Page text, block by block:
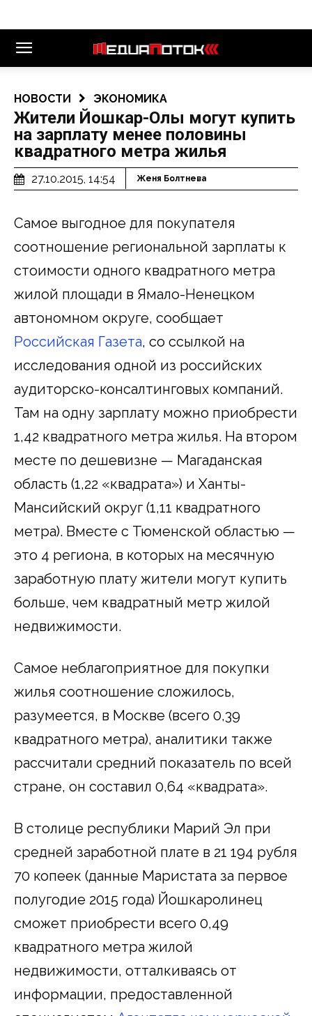
НОВОСТИ ЭКОНОМИКА
Жители Йошкар-Олы могут купить
на зарплату менее половины
квадратного метра жилья
27.10.2015, 14:54 Женя Болтнева
Самое выгодное для покупателя
соотношение региональной зарплаты к
стоимости одного квадратного метра
жилой площади в Ямало-Ненецком
автономном округе, сообщает
Российская Газета, со ссылкой на
исследования одной из российских
аудиторско-консалтинговых компаний.
Там на одну зарплату можно приобрести
1,42 квадратного метра жилья. На втором
месте по дешевизне — Магаданская
область (1,22 «квадрата») и Ханты-
Мансийский округ (1,11 квадратного
метра). Вместе с Тюменской областью —
это 4 региона, в которых на месячную
заработную плату жители могут купить
больше, чем квадратный метр жилой
недвижимости.
Самое неблагоприятное для покупки
жилья соотношение сложилось,
разумеется, в Москве (всего 0,39
квадратного метра), аналитики также
рассчитали средний показатель по всей
стране, он составил 0,64 «квадрата».
В столице республики Марий Эл при
средней заработной плате в 21 194 рубля
70 копеек (данные Маристата за первое
полугодие 2015 года) Йошкаролинец
сможет приобрести всего 0,49
квадратного метра жилой
недвижимости, отталкиваясь от
информации, предоставленной